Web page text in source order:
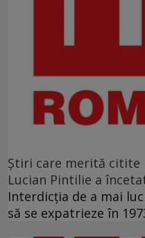
Ştiri care merită citite
Lucian Pintilie a
Interdicţia de a mai
să se expatrieze în